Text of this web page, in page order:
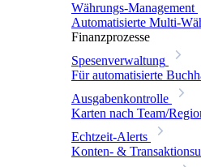
Währungs-Management
Automatisierte Multi-
Finanzprozesse
Spesenverwaltung
Für automatisierte
Ausgabenkontrolle
Karten nach Team/
Echtzeit-Alerts
Konten- &